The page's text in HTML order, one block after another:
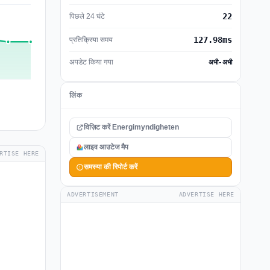
HERE
पिछले 24 घंटे 22
प्रतिक्रिया समय 127.98ms
अपडेट किया गया अभी-अभी
लिंक
विज़िट करें Energimyndigheten
लाइव आउटेज मैप
समस्या की रिपोर्ट करें
ADVERTISEMENT ADVERTISE HERE